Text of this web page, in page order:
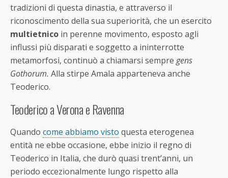
tradizioni di questa dinastia, e attraverso il
riconoscimento della sua superiorità, che un esercito
multietnico in perenne movimento, esposto agli
influssi più disparati e soggetto a ininterrotte
metamorfosi, continuò a chiamarsi sempre gens
Gothorum. Alla stirpe Amala apparteneva anche
Teoderico.
Teoderico a Verona e Ravenna
Quando come abbiamo visto questa eterogenea
entità ne ebbe occasione, ebbe inizio il regno di
Teoderico in Italia, che durò quasi trent’anni, un
periodo eccezionalmente lungo rispetto alla